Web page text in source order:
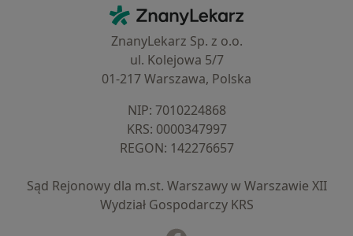
ZnanyLekarz - Strona główna
ZnanyLekarz Sp. z o.o.
ul. Kolejowa 5/7
01-217 Warszawa, Polska
NIP: ⁠7010224868
KRS: ⁠0000347997
REGON: ⁠142276657
Sąd Rejonowy dla m.st. Warszawy w Warszawie XII
Wydział Gospodarczy KRS